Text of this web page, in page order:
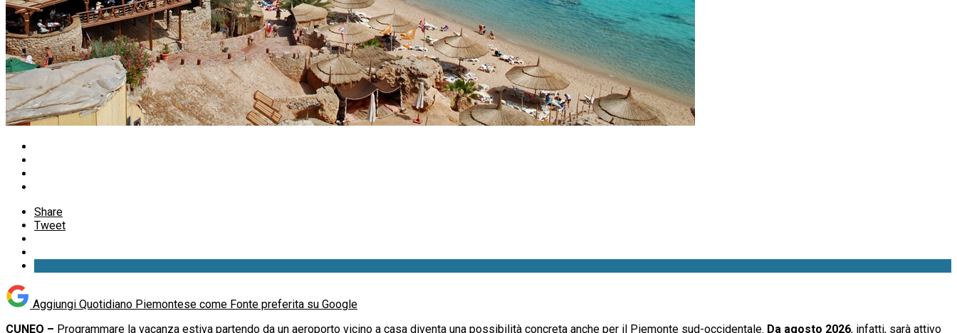
Share
Tweet
Aggiungi Quotidiano Piemontese come Fonte preferita su Google
CUNEO – Programmare la vacanza estiva partendo da un aeroporto vicino a casa diventa una possibilità concreta anche per il Piemonte sud-occidentale. Da agosto 2026, infatti, sarà attivo